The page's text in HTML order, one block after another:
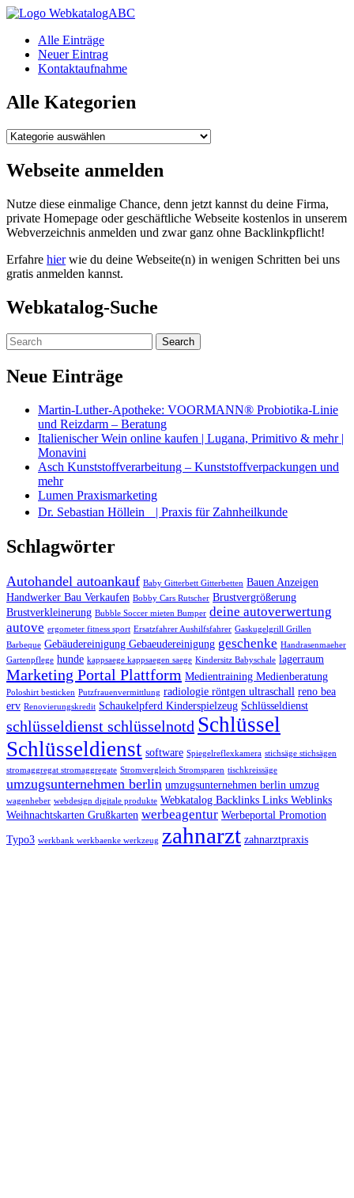
WebkatalogABC
Alle Einträge
Neuer Eintrag
Kontaktaufnahme
Alle Kategorien
Alle
Webseite anmelden
Nutze diese einmalige Chance, denn jetzt kannst du deine Firma,
private Homepage oder geschäftliche Webseite kostenlos in unserem
Webverzeichnis anmelden und zwar ganz ohne Backlinkpflicht!
Erfahre hierwie du deine Webseite(n) in wenigen Schritten bei uns
gratis anmelden kannst.
Webkatalog-Suche
Neue Einträge
Martin-Luther-Apotheke: VOORMANN® Probiotika-Linie
und Reizdarm – Beratung
Italienischer Wein online kaufen | Lugana, Primitivo & mehr |
Monavini
Asch Kunststoffverarbeitung – Kunststoffverpackungen und
mehr
Lumen Praxismarketing
Dr. Sebastian Höllein | Praxis für Zahnheilkunde
Schlagwörter
Autohandel autoankauf Baby Gitterbett Gitterbetten Bauen Anzeigen
Handwerker Bau Verkaufen Bobby Cars Rutscher Brustvergrößerung
Brustverkleinerung Bubble Soccer mieten Bumper deine autoverwertung
autove ergometer fitness sport Ersatzfahrer Aushilfsfahrer Gaskugelgrill Grillen
Barbeque Gebäudereinigung Gebaeudereinigung geschenke Handrasenmaeher
Gartenpflege hunde kappsaege kappsaegen saege Kindersitz Babyschale lagerraum
Marketing Portal Plattform Medientraining Medienberatung
Poloshirt besticken Putzfrauenvermittlung radiologie röntgen ultraschall reno bea
erv Renovierungskredit Schaukelpferd Kinderspielzeug Schlüsseldienst
schlüsseldienst schlüsselnotd Schlüssel
Schlüsseldienst software Spiegelreflexkamera stichsäge stichsägen
stromaggregat stromaggregate Stromvergleich Stromsparen tischkreissäge
umzugsunternehmen berlin umzugsunternehmen berlin umzug
wagenheber webdesign digitale produkte Webkatalog Backlinks Links Weblinks
Weihnachtskarten Grußkarten werbeagentur Werbeportal Promotion
Typo3 werkbank werkbaenke werkzeug zahnarzt zahnarztpraxis